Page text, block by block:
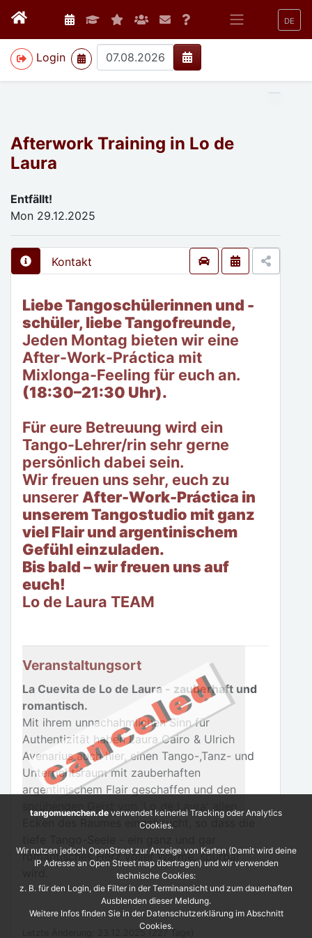
DE
Login
>
Afterwork Training in Lo de
Laura
Entfällt!
Mon 29.12.2025
Kontakt
Liebe Tangoschülerinnen und -
schüler, liebe Tangofreunde,
Jeden Montag bieten wir eine
After-Work-Práctica mit
Mixlonga-Feeling für euch an.
(18:30–21:30 Uhr).
Für eure Betreuung wird ein
Tango-Lehrer/rin sehr gerne
persönlich dabei sein.
Wir freuen uns sehr, euch zu
unserer After-Work-Práctica in
unserem Tangostudio mit ganz
viel Flair und argentinischem
Gefühl einzuladen.
Bis bald – wir freuen uns auf
euch!
Lo de Laura TEAM
Veranstaltungsort
La Cuevita de Lo de Laura - zauberhaft und
romantisch.
Mit ihrem unnachahmlichen Sinn für
Authentizität haben Laura Cairo & Ulrich
Avenarius auch hier, einen Tango-,Tanz- und
Unterrichtsraum mit zauberhaften
argentinischem Flair geschaffen und den
sprühenden Geist von 'Lo de Laura' allen
Ecken des Raumes eingehaucht, so dass die
romantisches Herz voller Wärme, spürbar
Letzte Änderung: 23.12.2025 (227 Tage)
tangomuenchen.de verwendet keinerlei Tracking oder Analytics
Cookies.
Wir nutzen jedoch OpenStreet zur Anzeige von Karten (Damit wird deine
IP Adresse an Open Street map übertragen) und wir verwenden
technische Cookies:
z. B. für den Login, die Filter in der Terminansicht und zum dauerhaften
Ausblenden dieser Meldung.
Weitere Infos finden Sie in der Datenschutzerklärung im Abschnitt
Cookies.